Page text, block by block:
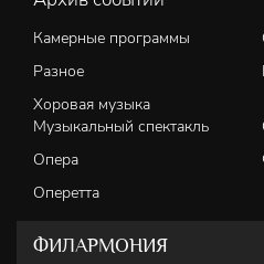
Камерные программы
Разное
Хоровая музыка
Музыкальный спектакль
Опера
Оперетта
ФИЛАРМОНИЯ